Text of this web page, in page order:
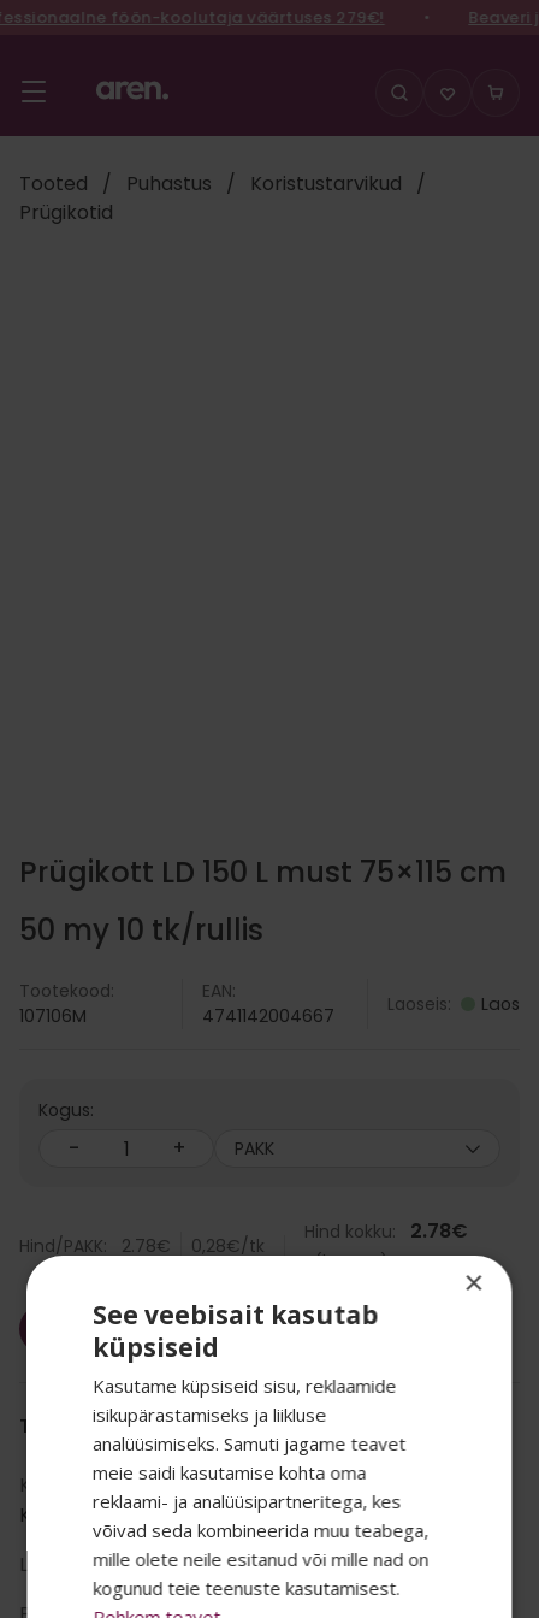
Liigu
juurde
föön-koolutaja väärtuses 279€! Beaveri
Tooted / Puhastus / Koristustarvikud
/
Prügikotid
Prügikott LD 150 L must 75×115 cm
50 my 10 tk/rullis
Tootekood:
107106M
EAN:
4741142004667
Laoseis: Laos
Kogus:
- + PAKK
Hind/PAKK: 2.78€ 0,28€/tk
Hind kokku: 2.78€
(km-ga)
Lisa korvi
TOOTE INFO
Kategooria: Puhastus,
Koristustarvikud ,Prügikotid
Liik:
prügikott
×
See veebisait kasutab
küpsiseid
Kasutame küpsiseid sisu, reklaamide
isikupärastamiseks ja liikluse
analüüsimiseks. Samuti jagame teavet
meie saidi kasutamise kohta oma
reklaami- ja analüüsipartneritega, kes
võivad seda kombineerida muu teabega,
mille olete neile esitanud või mille nad on
kogunud teie teenuste kasutamisest.
SALADUST TAHAD
TEADA? 👀